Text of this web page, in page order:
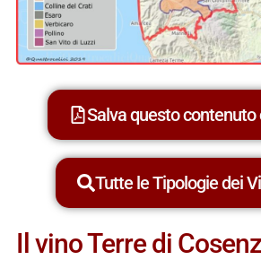
Salva questo contenuto
Tutte le Tipologie dei
Il vino Terre di